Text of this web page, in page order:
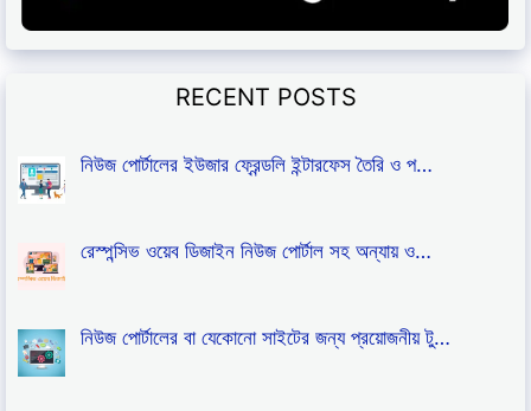
RECENT POSTS
নিউজ পোর্টালের ইউজার ফ্রেন্ডলি ইন্টারফেস তৈরি ও প…
রেস্পন্সিভ ওয়েব ডিজাইন নিউজ পোর্টাল সহ অন্যায় ও…
নিউজ পোর্টালের বা যেকোনো সাইটের জন্য প্রয়োজনীয় টু…